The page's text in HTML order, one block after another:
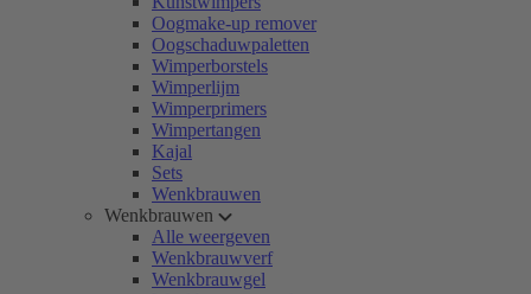
Oogmake-up remover
Oogschaduwpaletten
Wimperborstels
Wimperlijm
Wimperprimers
Wimpertangen
Kajal
Sets
Wenkbrauwen
Wenkbrauwen
Alle weergeven
Wenkbrauwverf
Wenkbrauwgel